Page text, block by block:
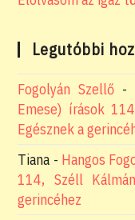
Legutóbbi
Fogolyán Szellő -
Emese) írások
Egésznek a
Tiana - Hangos
114, Széll
gerincéhez